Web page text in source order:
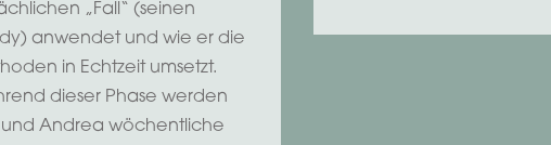
„Fall“ (seinen
anwendet und wie er die
in Echtzeit umsetzt.
dieser Phase werden
und Andrea wöchentliche